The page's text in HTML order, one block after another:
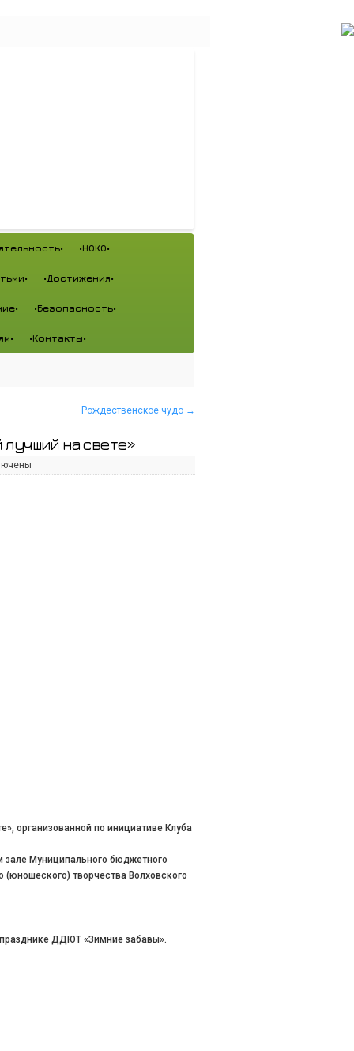
•НОКО•
•Достижения•
•Безопасность•
•Контакты•
Рождественское чудо →
на свете»
организованной по инициативе Клуба
Муниципального бюджетного
творчества Волховского
ДДЮТ «Зимние забавы».